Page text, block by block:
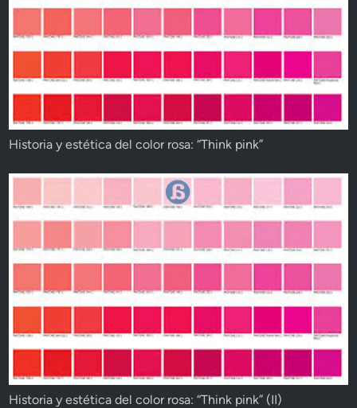
Historia y estética del color rosa: “Think pink”
Historia y estética del color rosa: “Think pink” (II)